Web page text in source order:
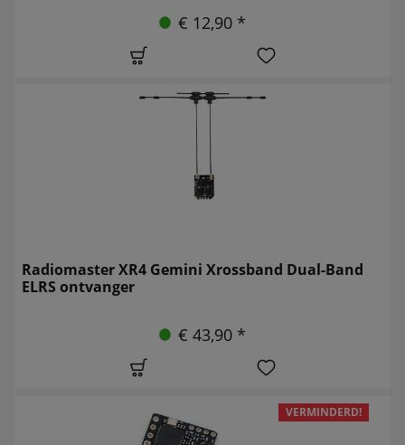
€ 12,90 *
Radiomaster XR4 Gemini Xrossband Dual-Band
ELRS ontvanger
€ 43,90 *
VERMINDERD!